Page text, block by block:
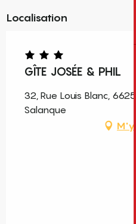
Localisation
GÎTE JOSÉE & PHIL
32, Rue Louis Blanc,
Salanque
M'y